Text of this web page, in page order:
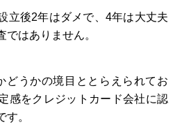
立後2年はダメで、4年は大丈夫
ではありません。
どうかの境目ととらえられてお
感をクレジットカード会社に認
。